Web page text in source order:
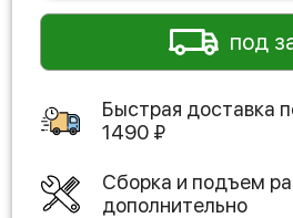
под
Быстрая доставка
1490 ₽
Сборка и подъем
дополнительно